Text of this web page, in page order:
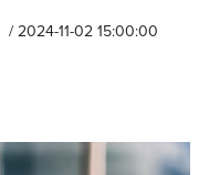
/ 2024-11-02 15:00:00